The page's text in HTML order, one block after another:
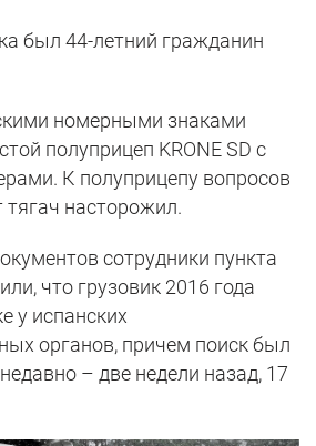
был 44-летний гражданин
номерными знаками
полуприцеп KRONE SD с
К полуприцепу вопросов
тягач насторожил.
сотрудники пункта
что грузовик 2016 года
у испанских
органов, причем поиск был
– две недели назад, 17